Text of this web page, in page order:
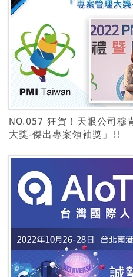
NO.057 狂賀！天眼公司穆
大獎-傑出專案領袖獎」!!